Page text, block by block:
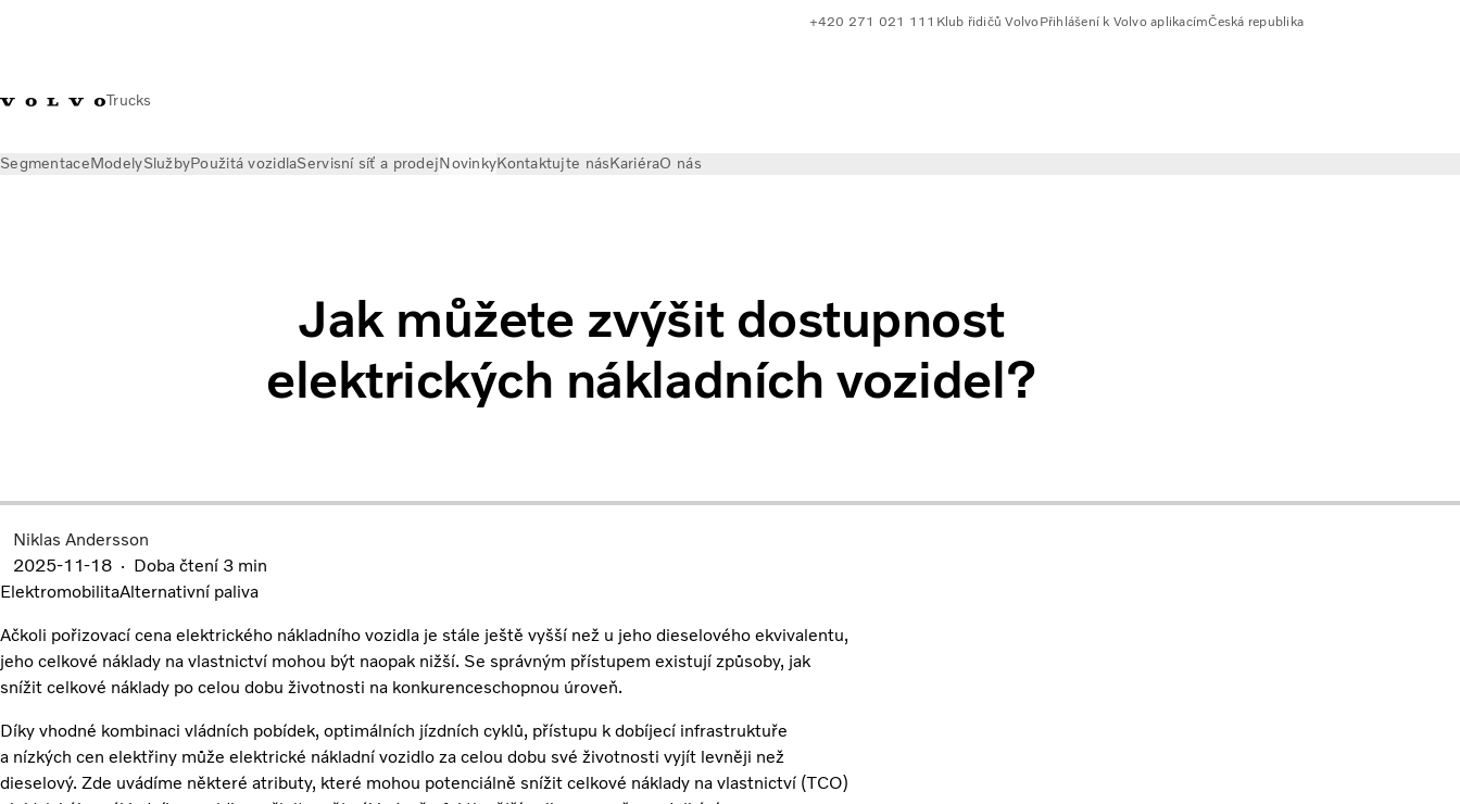
Trucks
+420 271 021 111 Klub řidičů VolvoPřihlášení k Volvo aplikacímČeská republika
SegmentaceModelySlužbyPoužitá vozidlaServisní síť a prodejNovinkyKontaktujte násKariéraO nás
Jak můžete zvýšit dostupnost
elektrických nákladních vozidel?
Niklas Andersson
2025-11-18
Doba čtení 3 min
ElektromobilitaAlternativní paliva
Ačkoli pořizovací cena elektrického nákladního vozidla je stále ještě vyšší než u jeho dieselového ekvivalentu,
jeho celkové náklady na vlastnictví mohou být naopak nižší. Se správným přístupem existují způsoby, jak
snížit celkové náklady po celou dobu životnosti na konkurenceschopnou úroveň.
Díky vhodné kombinaci vládních pobídek, optimálních jízdních cyklů, přístupu k dobíjecí infrastruktuře
a nízkých cen elektřiny může elektrické nákladní vozidlo za celou dobu své životnosti vyjít levněji než
dieselový. Zde uvádíme některé atributy, které mohou potenciálně snížit celkové náklady na vlastnictví (TCO)